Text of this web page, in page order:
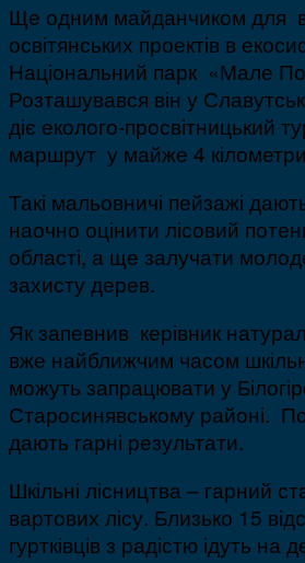
Ще одним майданчиком для
освітянських проектів в
Національний парк «Мале
Розташувався він у
діє еколого-просвітницький
маршрут у майже 4
Такі мальовничі пейзажі
наочно оцінити лісовий
області, а ще залучати
захисту дерев.
Як запевнив керівник
вже найближчим часом
можуть запрацювати у
Старосинявському районі.
дають гарні результати.
Шкільні лісництва – гарний
вартових лісу. Близько 15
гуртківців з радістю ідуть